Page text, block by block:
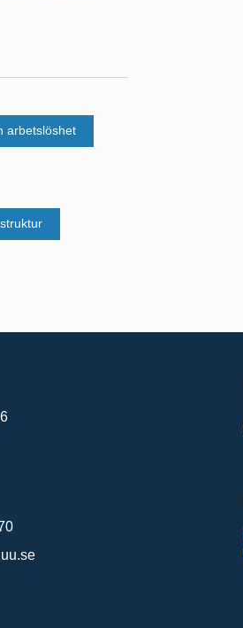
arbetslöshet